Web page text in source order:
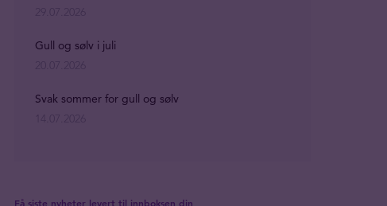
Få siste nyheter levert til innboksen din
Gull og sølv i juli
Svak sommer for gull og sølv